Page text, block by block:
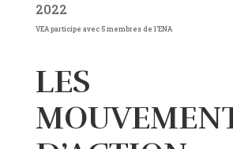
2022
VEA participe avec 5 membres de l'ENA
LES